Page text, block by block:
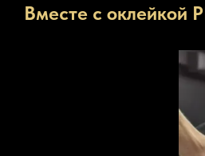
Вместе с оклейкой